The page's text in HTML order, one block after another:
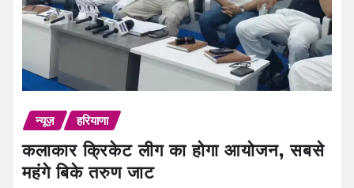
न्यूज़ हरियाणा
कलाकार क्रिकेट लीग का होगा आयोजन, सबसे
महंगे बिके तरुण जाट